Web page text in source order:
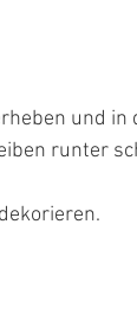
und
runter